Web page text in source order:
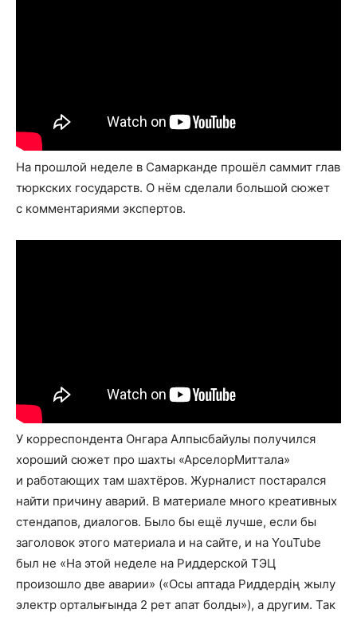
На прошлой неделе в Самарканде прошёл саммит глав
тюркских государств. О нём сделали большой сюжет
с комментариями экспертов.
У корреспондента Онгара Алпысбайулы получился
хороший сюжет про шахты «АрселорМиттала»
и работающих там шахтёров. Журналист постарался
найти причину аварий. В материале много креативных
стендапов, диалогов. Было бы ещё лучше, если бы
заголовок этого материала и на сайте, и на YouTube
был не «На этой неделе на Риддерской ТЭЦ
произошло две аварии» («Осы аптада Риддердің жылу
электр орталығында 2 рет апат болды»), а другим. Так